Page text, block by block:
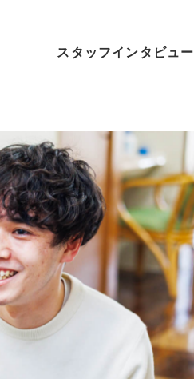
スタッフインタビュー